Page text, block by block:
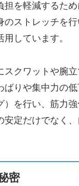
を軽減するた
ストレッチを
しています。
スクワットや腕
りや集中力の
を行い、筋力
定だけでなく
密